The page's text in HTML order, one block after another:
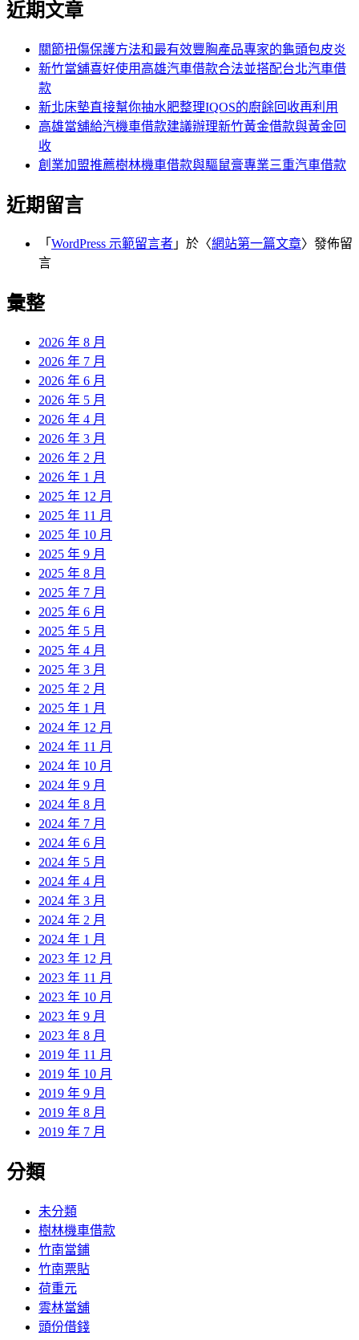
近期文章
關節扭傷保護方法和最有效豐胸產品專家的龜頭包皮炎
新竹當舖喜好使用高雄汽車借款合法並搭配台北汽車借
款
新北床墊直接幫你抽水肥整理IQOS的廚餘回收再利用
高雄當舖給汽機車借款建議辦理新竹黃金借款與黃金回
收
創業加盟推薦樹林機車借款與驅鼠膏專業三重汽車借款
近期留言
「 WordPress 示範留言者 」於〈網站第一篇文章〉發佈留
言
彙整
2026 年 8 月
2026 年 7 月
2026 年 6 月
2026 年 5 月
2026 年 4 月
2026 年 3 月
2026 年 2 月
2026 年 1 月
2025 年 12 月
2025 年 11 月
2025 年 10 月
2025 年 9 月
2025 年 8 月
2025 年 7 月
2025 年 6 月
2025 年 5 月
2025 年 4 月
2025 年 3 月
2025 年 2 月
2025 年 1 月
2024 年 12 月
2024 年 11 月
2024 年 10 月
2024 年 9 月
2024 年 8 月
2024 年 7 月
2024 年 6 月
2024 年 5 月
2024 年 4 月
2024 年 3 月
2024 年 2 月
2024 年 1 月
2023 年 12 月
2023 年 11 月
2023 年 10 月
2023 年 9 月
2023 年 8 月
2019 年 11 月
2019 年 10 月
2019 年 9 月
2019 年 8 月
2019 年 7 月
分類
未分類
樹林機車借款
竹南當鋪
竹南票貼
荷重元
雲林當舖
頭份借錢